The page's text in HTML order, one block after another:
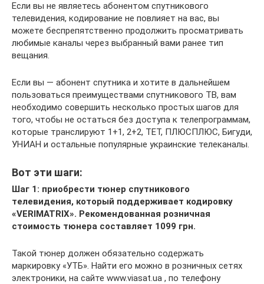
Если вы не являетесь абонентом спутникового
телевидения, кодирование не повлияет на вас, вы
можете беспрепятственно продолжить просматривать
любимые каналы через выбранный вами ранее тип
вещания.
Если вы — абонент спутника и хотите в дальнейшем
пользоваться преимуществами спутникового ТВ, вам
необходимо совершить несколько простых шагов для
того, чтобы не остаться без доступа к телепрограммам,
которые транслируют 1+1, 2+2, ТЕТ, ПЛЮСПЛЮС, Бигуди,
УНИАН и остальные популярные украинские телеканалы.
Вот эти шаги:
Шаг 1: приобрести тюнер спутникового
телевидения, который поддерживает кодировку
«VERIMATRIX». Рекомендованная розничная
стоимость тюнера составляет 1099 грн.
Такой тюнер должен обязательно содержать
маркировку «УТБ». Найти его можно в розничных сетях
электроники, на сайте www.viasat.ua , по телефону